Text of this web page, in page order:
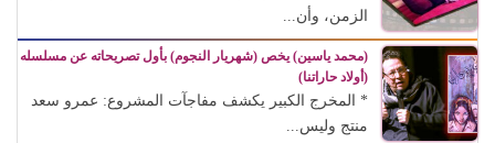
الزمن، وأن...
(محمد ياسين) يخص (شهريار النجوم) بأول تصريحاته عن مسلسله
(أولاد حاراتنا)
* المخرج الكبير يكشف مفاجآت المشروع: عمرو سعد
منتج وليس...